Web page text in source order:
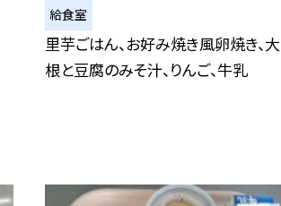
給食室
里芋ごはん、お好み焼き風卵焼き、大
根と豆腐のみそ汁、りんご、牛乳